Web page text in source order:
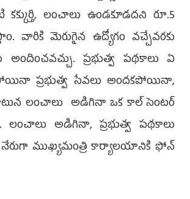
లంచాలు ఉండకూడదని రూ.5
వారికి మెరుగైన ఉద్యోగం వచ్చేవరకు
ప్రభుత్వ పథకాలు ఏ
ప్రభుత్వ సేవలు అందకపోయినా,
లంచాలు అడిగినా ఒక కాల్‌ సెంటర్‌
లంచాలు అడిగినా, ప్రభుత్వ పథకాలు
ముఖ్యమంత్రి కార్యాలయానికి ఫోన్‌